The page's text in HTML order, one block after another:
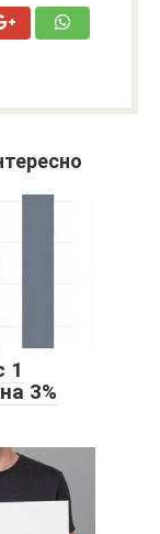
1
3%